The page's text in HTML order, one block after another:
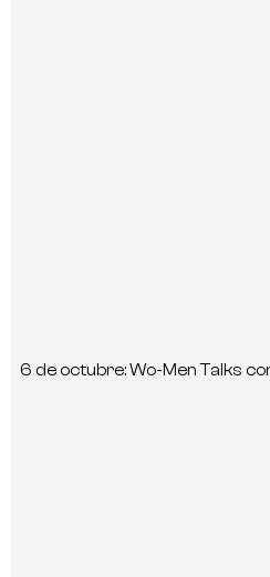
6 de octubre: Wo-Men Talks